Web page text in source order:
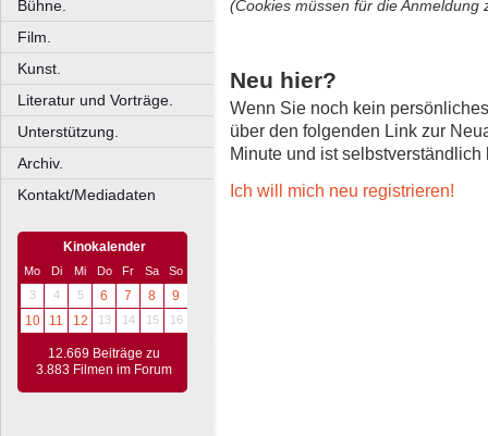
Bühne.
Film.
Kunst.
Literatur und Vorträge.
Unterstützung.
Archiv.
Kontakt/Mediadaten
Kinokalender
Mo Di Mi Do Fr Sa
So
3
4 5 6 7 8
9
10
11 12 13 14 15 16
12.669 Beiträge zu
3.883 Filmen im Forum
(Cookies müssen für die Anmeldung
Neu hier?
Wenn Sie noch kein
über den folgenden Link zur
Minute und ist selbstverständlich
Ich will mich neu registrieren!